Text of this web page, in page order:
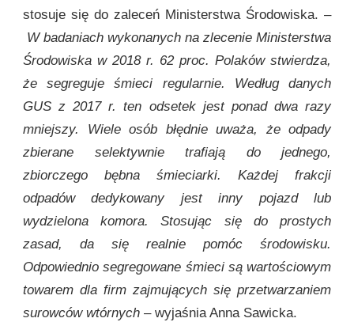
stosuje się do zaleceń Ministerstwa Środowiska. –
W badaniach wykonanych na zlecenie Ministerstwa
Środowiska w 2018 r. 62 proc. Polaków stwierdza,
że segreguje śmieci regularnie. Według danych
GUS z 2017 r. ten odsetek jest ponad dwa razy
mniejszy. Wiele osób błędnie uważa, że odpady
zbierane selektywnie trafiają do jednego,
zbiorczego bębna śmieciarki. Każdej frakcji
odpadów dedykowany jest inny pojazd lub
wydzielona komora. Stosując się do prostych
zasad, da się realnie pomóc środowisku.
Odpowiednio segregowane śmieci są wartościowym
towarem dla firm zajmujących się przetwarzaniem
surowców wtórnych – wyjaśnia Anna Sawicka.